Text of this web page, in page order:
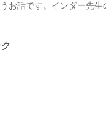
お話です。インダー先